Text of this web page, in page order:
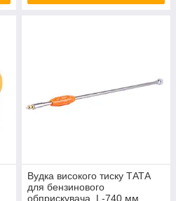
Вудка високого тиску ТАТА
для бензинового
обприскувача, L-740 мм